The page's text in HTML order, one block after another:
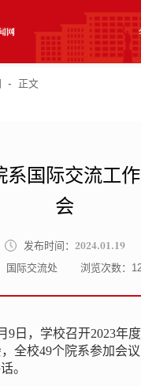
- 正文
系国际交流工
会
发布时间： 2024.01.19
国际交流处 浏览次数：
9日，学校召开2023年
全校49个院系参加会
。